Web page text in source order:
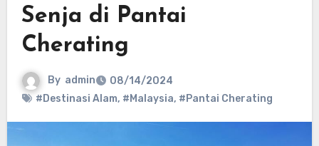
Senja di Pantai
Cherating
By admin
08/14/2024
#Destinasi Alam, #Malaysia, #Pantai Cherating